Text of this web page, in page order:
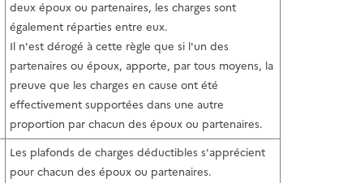
deux époux ou partenaires, les charges sont
également réparties entre eux.
Il n'est dérogé à cette règle que si l'un des
partenaires ou époux, apporte, par tous moyens, la
preuve que les charges en cause ont été
effectivement supportées dans une autre
proportion par chacun des époux ou partenaires.
Les plafonds de charges déductibles s'apprécient
pour chacun des époux ou partenaires.